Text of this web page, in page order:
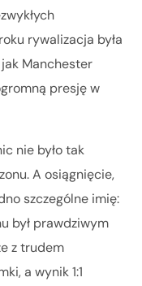
rywalizacja była
Manchester
presję w
nie było tak
A osiągnięcie,
szczególne imię:
był prawdziwym
z trudem
a wynik 1:1